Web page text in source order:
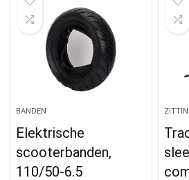
BANDEN
Elektrische
scooterbanden,
110/50-6.5